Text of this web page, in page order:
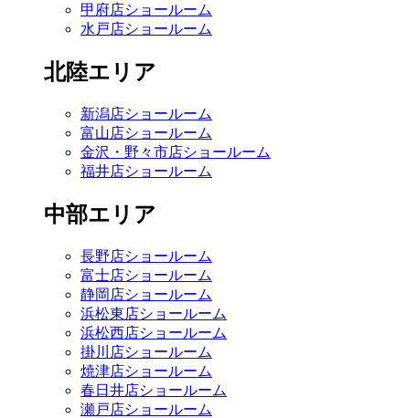
甲府店ショールーム
水戸店ショールーム
北陸エリア
新潟店ショールーム
富山店ショールーム
金沢・野々市店ショールーム
福井店ショールーム
中部エリア
長野店ショールーム
富士店ショールーム
静岡店ショールーム
浜松東店ショールーム
浜松西店ショールーム
掛川店ショールーム
焼津店ショールーム
春日井店ショールーム
瀬戸店ショールーム